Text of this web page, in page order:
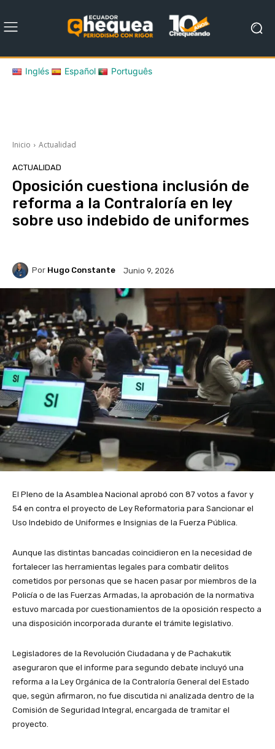
Inglés Español Português
Inicio Actualidad
ACTUALIDAD
Oposición cuestiona inclusión de
reforma a la Contraloría en ley
sobre uso indebido de uniformes
Por Hugo Constante Junio 9, 2026
El Pleno de la Asamblea Nacional aprobó con 87 votos a favor y
54 en contra el proyecto de Ley Reformatoria para Sancionar el
Uso Indebido de Uniformes e Insignias de la Fuerza Pública.
Aunque las distintas bancadas coincidieron en la necesidad de
fortalecer las herramientas legales para combatir delitos
cometidos por personas que se hacen pasar por miembros de la
Policía o de las Fuerzas Armadas, la aprobación de la normativa
estuvo marcada por cuestionamientos de la oposición respecto a
una disposición incorporada durante el trámite legislativo.
Legisladores de la Revolución Ciudadana y de Pachakutik
aseguraron que el informe para segundo debate incluyó una
reforma a la Ley Orgánica de la Contraloría General del Estado
que, según afirmaron, no fue discutida ni analizada dentro de la
Comisión de Seguridad Integral, encargada de tramitar el
proyecto.